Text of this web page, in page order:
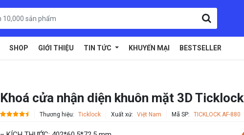
SHOP GIỚI THIỆU TIN TỨC KHUYẾN MẠI BESTSELLER
Khoá cửa nhận diện khuôn mặt 3D
Thương hiệu: Ticklock Xuất xứ: Việt Nam Mã SP: TICKLOCK AF-880